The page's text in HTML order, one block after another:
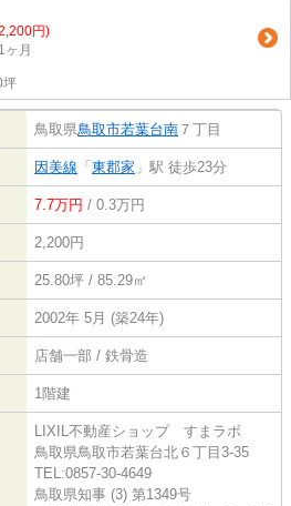
円)
ヶ月
坪
鳥取県鳥取市若葉台南 ７丁目
因美線 「 東郡家 」駅 徒歩23分
7.7万円 / 0.3万円
2,200円
25.80坪 / 85.29㎡
2002年 5月 (築24年)
店舗一部 / 鉄骨造
1階建
LIXIL不動産ショップ すまラボ
鳥取県鳥取市若葉台北６丁目3-35
TEL:0857-30-4649
鳥取県知事 (3) 第1349号